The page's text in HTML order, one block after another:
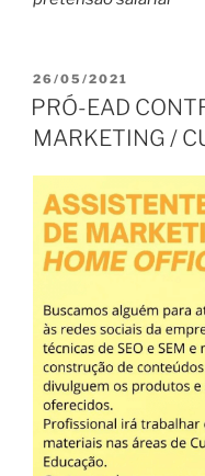
PUBLICADO
EM
26/05/2021
PRÓ-EAD
MARKETING /